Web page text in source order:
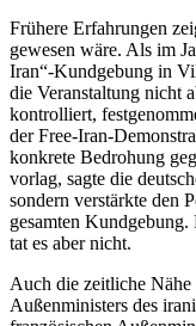
Frühere Erfahrungen
gewesen wäre. Als im
Iran“-Kundgebung in
die Veranstaltung nicht
kontrolliert,
der Free-Iran-
konkrete Bedrohung
vorlag, sagte die
sondern verstärkte den
gesamten
tat es aber nicht.
Auch die zeitliche Nähe
Außenministers des